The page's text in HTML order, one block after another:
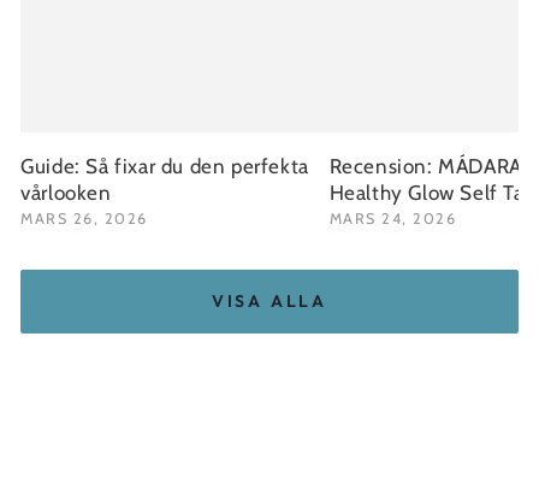
Guide: Så fixar du den perfekta
vårlooken
MARS 26, 2026
Recension: MÁDARA
Healthy Glow Self
MARS 24, 2026
VISA ALLA